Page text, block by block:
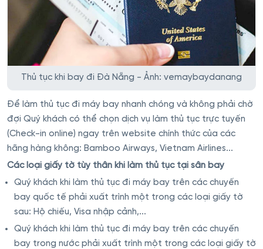
Thủ tục khi bay đi Đà Nẵng - Ảnh: vemaybaydanang
Để làm thủ tục đi máy bay nhanh chóng và không phải chờ
đợi Quý khách có thể chọn dịch vụ làm thủ tục trực tuyến
(Check-in online) ngay trên website chính thức của các
hãng hàng không: Bamboo Airways, Vietnam Airlines...
Các loại giấy tờ tùy thân khi làm thủ tục tại sân bay
Quý khách khi làm thủ tục đi máy bay trên các chuyến
bay quốc tế phải xuất trình một trong các loại giấy tờ
sau: Hộ chiếu, Visa nhập cảnh,...
Quý khách khi làm thủ tục đi máy bay trên các chuyến
bay trong nước phải xuất trình một trong các loại giấy tờ